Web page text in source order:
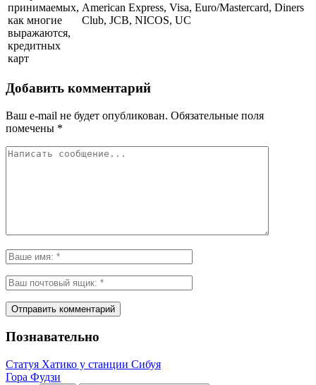
принимаемых,
как многие
выражаются,
кредитных
карт
American Express, Visa, Euro/Mastercard, Diners
Club, JCB, NICOS, UC
Добавить комментарий
Ваш e-mail не будет опубликован. Обязательные поля
помечены *
Познавательно
Статуя Хатико у станции Сибуя
Гора Фудзи